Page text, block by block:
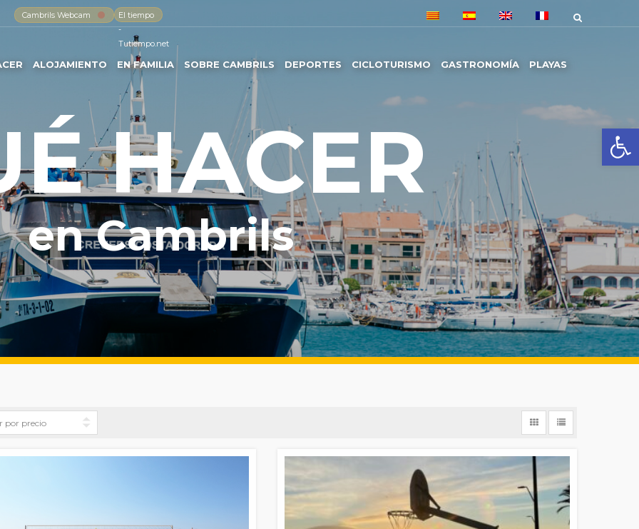
Cambrils Webcam
El tiempo
-
Tutiempo.net
ALOJAMIENTO EN FAMILIA SOBRE CAMBRILS DEPORTES CICLOTURISMO GASTRONOMÍA PLAYAS
HACER
en Cambrils